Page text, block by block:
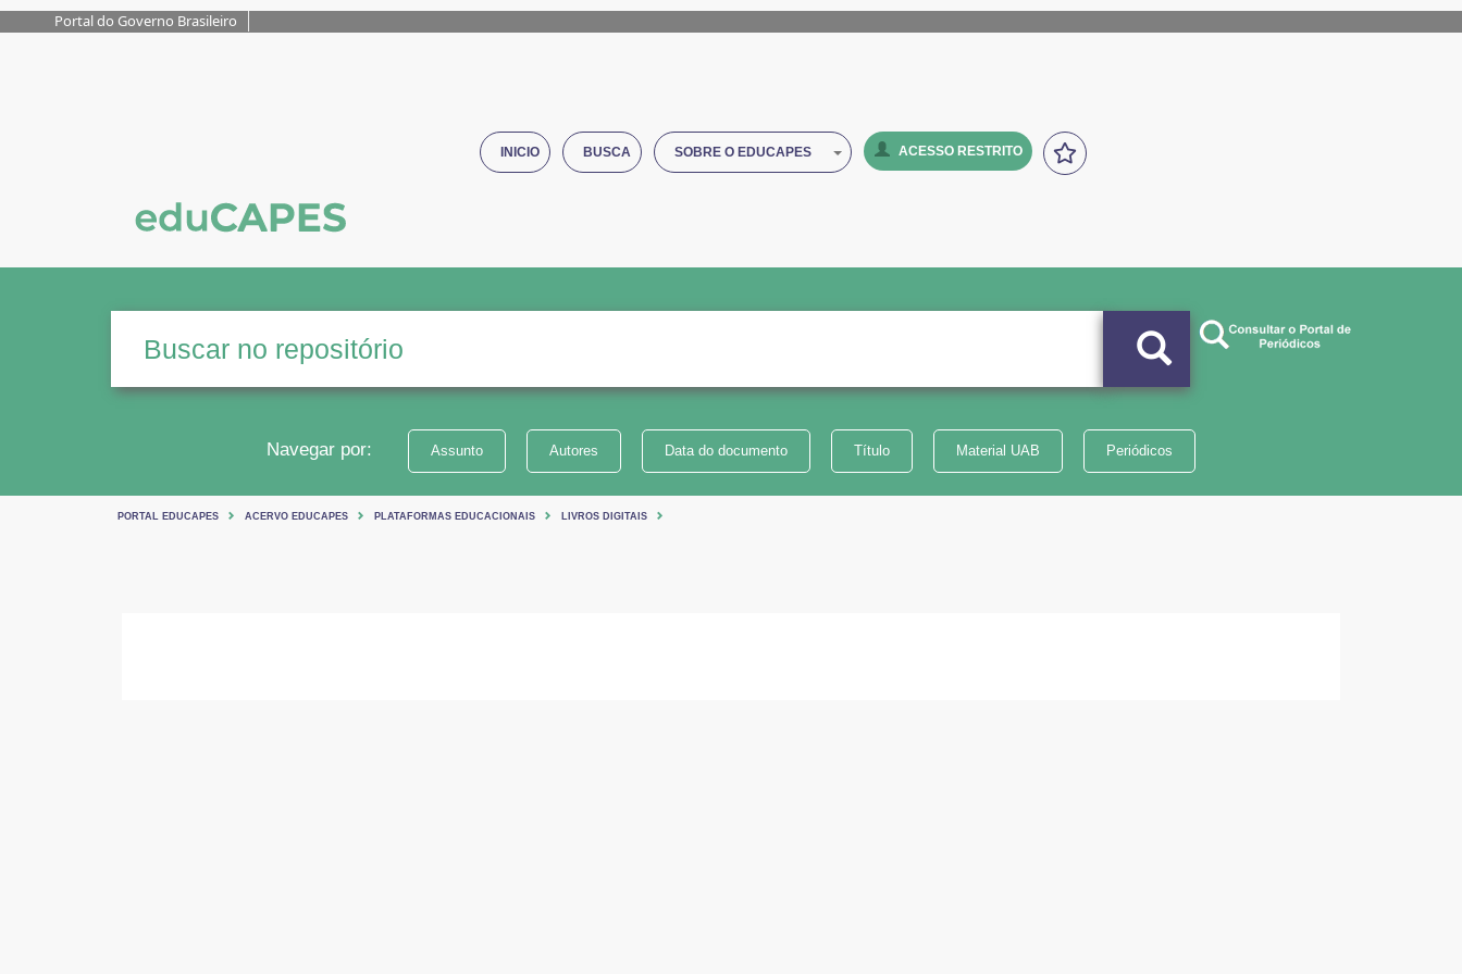
Portal do Governo Brasileiro
INICIO BUSCA SOBRE O EDUCAPES ACESSO RESTRITO
Navegar por: Assunto Autores Data do documento Título Material UAB Periódicos
PORTAL EDUCAPES ACERVO EDUCAPES PLATAFORMAS EDUCACIONAIS LIVROS DIGITAIS